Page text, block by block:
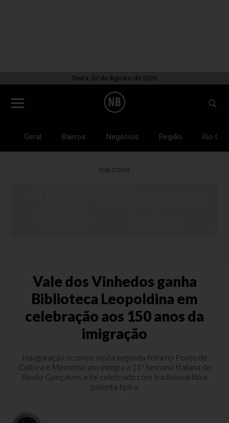
Sexta, 07 de Agosto de 2026
Geral Bairros Negócios Região Rio
PUBLICIDADE
Vale dos Vinhedos ganha
Biblioteca Leopoldina em
celebração aos 150 anos da
imigração
Inauguração ocorreu nesta segunda-feira no Ponto de
Cultura e Memória; ato integra a 11ª Semana Italiana de
Bento Gonçalves e foi celebrado com tradicional filó e
polenta típica